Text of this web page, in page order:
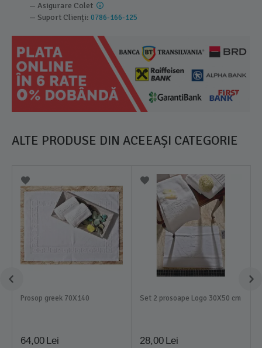
— Asigurare Colet
— Suport Clienți:0786-166-125
ALTE PRODUSE DIN ACEEAȘI CATEGORIE
Prosop greek 70X140
64,00 Lei
Set 2 prosoape Logo 30X50 cm
28,00 Lei